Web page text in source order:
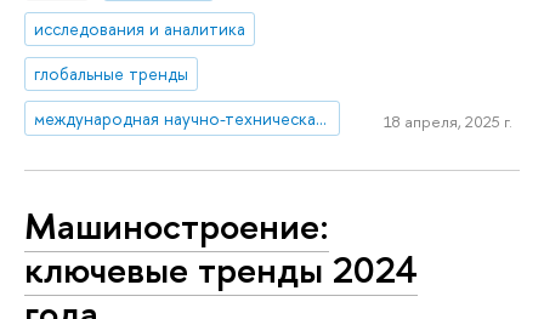
исследования и аналитика
глобальные тренды
международная научно-техническая политика
18 апреля, 2025 г.
Машиностроение:
ключевые тренды 2024